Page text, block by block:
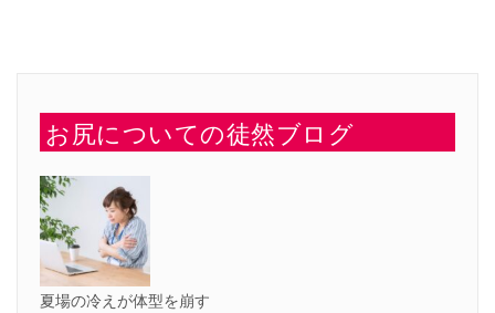
(新
し
ウ
ィ
ン
ウ
で
開
き
ま
す)
で
開
ま
す)
お尻についての徒然ブログ
夏場の冷えが体型を崩す